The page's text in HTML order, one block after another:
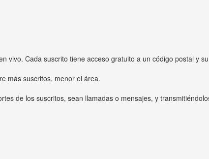
vivo. Cada suscrito tiene acceso gratuito a un código postal y
más suscritos, menor el área.
de los suscritos, sean llamadas o mensajes, y